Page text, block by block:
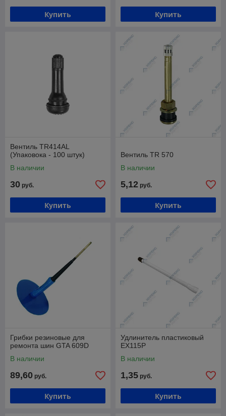
Купить Купить
Вентиль TR414AL
(Упаковока - 100 штук)
В наличии
30 руб.
Купить
Вентиль TR 570
В наличии
5,12 руб.
Купить
Грибки резиновые для
ремонта шин GTA 609D
В наличии
89,60 руб.
Купить
Удлинитель пластиковый
EX115P
В наличии
1,35 руб.
Купить